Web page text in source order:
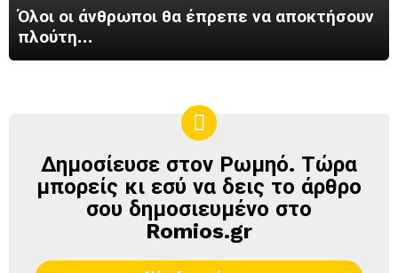
Όλοι οι άνθρωποι θα έπρεπε να αποκτήσουν
πλούτη…
ΔΗΜΟΣΊΕΥΣΕ
ΣΤΟΝ
ΡΩΜΗΌ
Δημοσίευσε στον Ρωμηό. Τώρα
μπορείς κι εσύ να δεις το άρθρο
σου δημοσιευμένο στο
Romios.gr